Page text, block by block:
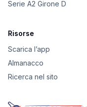
Serie A2 Girone D
Risorse
Scarica l’app
Almanacco
Ricerca nel sito